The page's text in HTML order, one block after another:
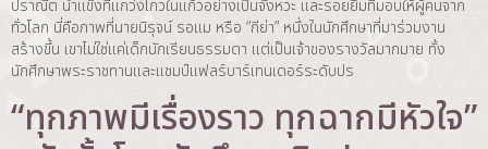
ปราณีต น้ำแข็งที่แกว่งไกวในแก้วอย่างเป็นจังหวะ และรอยยิ้มที่มอบให้ผู้คนจาก
ทั่วโลก นี่คือภาพที่นายนิรุจน์ รอแม หรือ “กีย่า” หนึ่งในนักศึกษาที่มาร่วมงาน
สร้างขึ้น เขาไม่ใช่แค่เด็กนักเรียนธรรมดา แต่เป็นเจ้าของรางวัลมากมาย ทั้ง
นักศึกษาพระราชทานและแชมป์แฟลร์บาร์เทนเดอร์ระดับปร
“ทุกภาพมีเรื่องราว ทุกฉากมีหัวใจ”